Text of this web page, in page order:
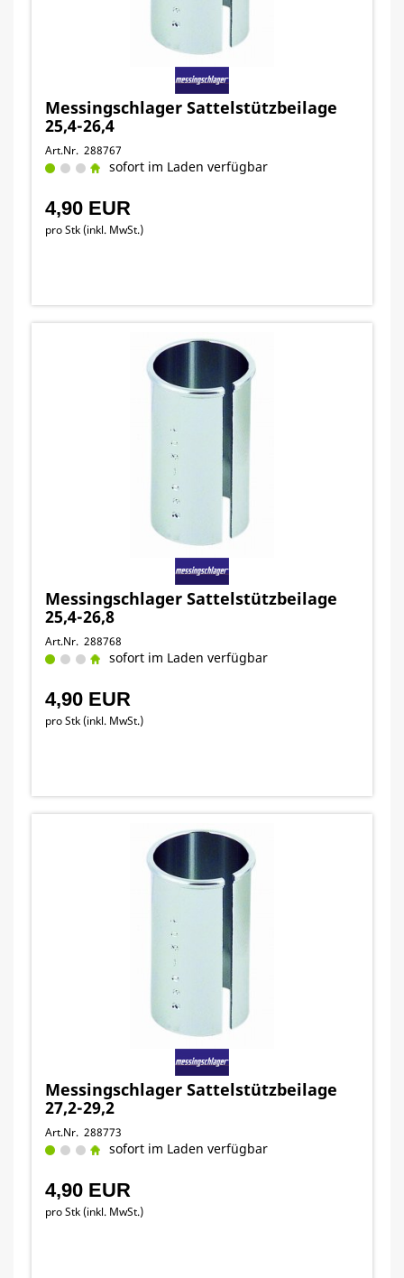
Messingschlager Sattelstützbeilage
25,4-26,4
Art.Nr. 288767
sofort im Laden verfügbar
4,90 EUR
pro Stk (inkl. MwSt.)
Messingschlager Sattelstützbeilage
25,4-26,8
Art.Nr. 288768
sofort im Laden verfügbar
4,90 EUR
pro Stk (inkl. MwSt.)
Messingschlager Sattelstützbeilage
27,2-29,2
Art.Nr. 288773
sofort im Laden verfügbar
4,90 EUR
pro Stk (inkl. MwSt.)